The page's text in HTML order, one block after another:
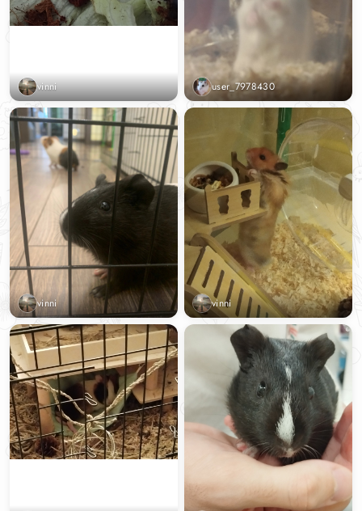
vinni user_7978430
vinni vinni